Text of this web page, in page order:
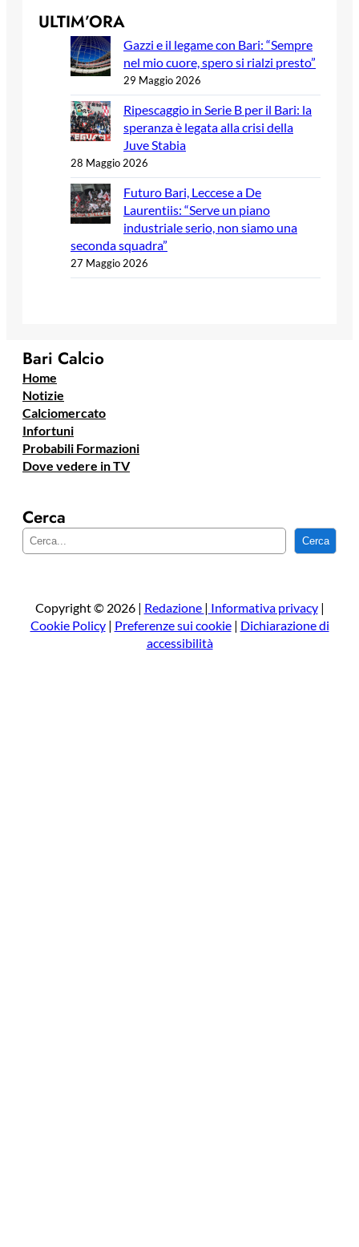
ULTIM’ORA
Gazzi e il legame con Bari: “Sempre
nel mio cuore, spero si rialzi presto”
29 Maggio 2026
Ripescaggio in Serie B per il Bari: la
speranza è legata alla crisi della
Juve Stabia
28 Maggio 2026
Futuro Bari, Leccese a De
Laurentiis: “Serve un piano
industriale serio, non siamo una
seconda squadra”
27 Maggio 2026
Bari Calcio
Home
Notizie
Calciomercato
Infortuni
Probabili Formazioni
Dove vedere in TV
Cerca
e
a
Cerca
Copyright © 2026 | Redazione | Informativa privacy|
Cookie Policy| Preferenze sui cookie| Dichiarazione di
accessibilità